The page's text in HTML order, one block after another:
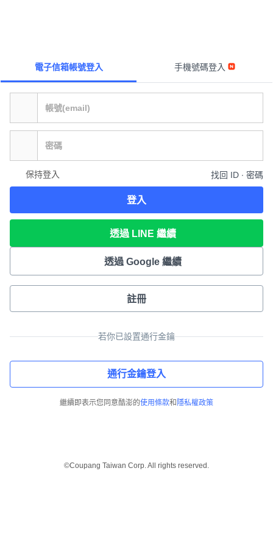
電子信箱帳號登入 手機號碼登入
保持登入 找回 ID ∙ 密碼
登入
透過 LINE 繼續
透過 Google 繼續
註冊
若你已設置通行金鑰
通行金鑰登入
繼續即表示您同意酷澎的使用條款和 隱私權政策
©Coupang Taiwan Corp. All rights reserved.